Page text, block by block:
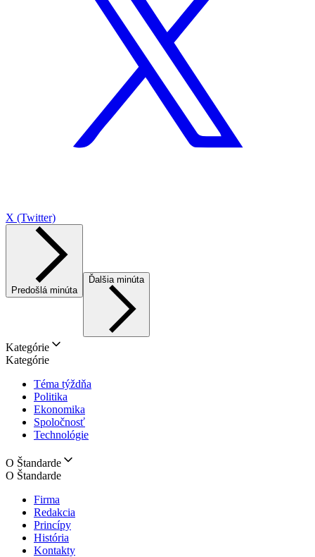
X (Twitter)
Predošlá minúta
Ďalšia minúta
Kategórie
Kategórie
Téma týždňa
Politika
Ekonomika
Spoločnosť
Technológie
O Štandarde
O Štandarde
Firma
Redakcia
Princípy
História
Kontakty